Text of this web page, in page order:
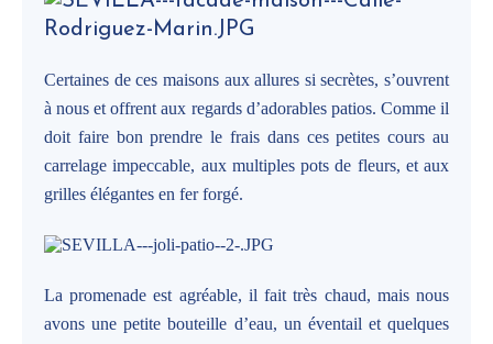
Certaines de ces maisons aux allures si secrètes, s’ouvrent
à nous et offrent aux regards d’adorables patios. Comme il
doit faire bon prendre le frais dans ces petites cours au
carrelage impeccable, aux multiples pots de fleurs, et aux
grilles élégantes en fer forgé.
La promenade est agréable, il fait très chaud, mais nous
avons une petite bouteille d’eau, un éventail et quelques